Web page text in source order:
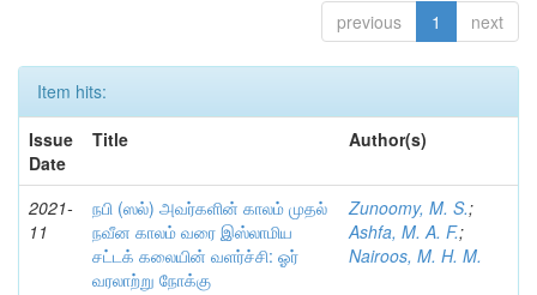
previous 1 next
Item hits:
Issue
Date
Title Author(s)
2021-
11
நபி (ஸல்) அவர்களின் காலம் முதல்
நவீன காலம் வரை இஸ்லாமிய
சட்டக் கலையின் வளர்ச்சி: ஓர்
வரலாற்று நோக்கு
Zunoomy, M. S.;
Ashfa, M. A. F.;
Nairoos, M. H. M.